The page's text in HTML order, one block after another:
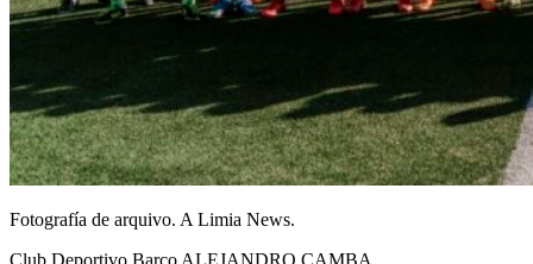
Fotografía de arquivo. A Limia News.
Club Deportivo Barco ALEJANDRO CAMBA